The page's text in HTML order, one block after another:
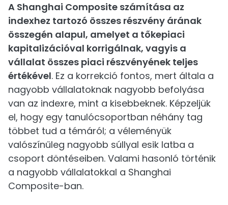
A Shanghai Composite számítása az
indexhez tartozó összes részvény árának
összegén alapul, amelyet a tőkepiaci
kapitalizációval korrigálnak, vagyis a
vállalat összes piaci részvényének teljes
értékével. Ez a korrekció fontos, mert általa a
nagyobb vállalatoknak nagyobb befolyása
van az indexre, mint a kisebbeknek. Képzeljük
el, hogy egy tanulócsoportban néhány tag
többet tud a témáról; a véleményük
valószínűleg nagyobb súllyal esik latba a
csoport döntéseiben. Valami hasonló történik
a nagyobb vállalatokkal a Shanghai
Composite-ban.